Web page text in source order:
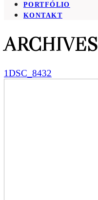
PORTFÓLIO
KONTAKT
ARCHIVES
1DSC_8432